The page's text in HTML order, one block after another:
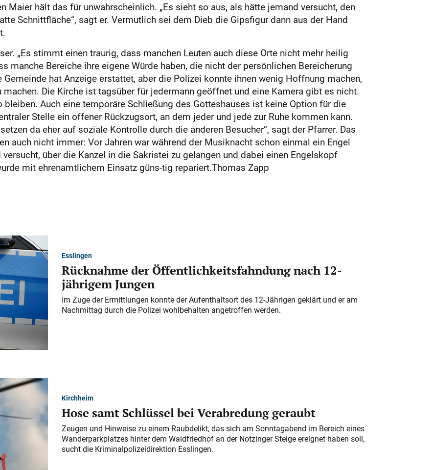
Maier hält das für unwahrscheinlich. „Es sieht so aus, als hätte jemand versucht, den
Schnittfläche“, sagt er. Vermutlich sei dem Dieb die Gipsfigur dann aus der Hand
„Es stimmt einen traurig, dass manchen Leuten auch diese Orte nicht mehr heilig
manche Bereiche ihre eigene Würde haben, die nicht der persönlichen Bereicherung
Gemeinde hat Anzeige erstattet, aber die Polizei konnte ihnen wenig Hoffnung machen,
Die Kirche ist tagsüber für jedermann geöffnet und eine Kamera gibt es nicht.
Auch eine temporäre Schließung des Gotteshauses ist keine Option für die
Stelle ein offener Rückzugsort, an dem jeder und jede zur Ruhe kommen kann.
da eher auf soziale Kontrolle durch die anderen Besucher“, sagt der Pfarrer. Das
auch nicht immer: Vor Jahren war während der Musiknacht schon einmal ein Engel
über die Kanzel in die Sakristei zu gelangen und dabei einen Engelskopf
mit ehrenamtlichem Einsatz güns-tig repariert.Thomas Zapp
Esslingen
Rücknahme der Öffentlichkeitsfahndung nach 12-
jährigem Jungen
Im Zuge der Ermittlungen konnte der Aufenthaltsort des 12-Jährigen geklärt und er am
Nachmittag durch die Polizei wohlbehalten angetroffen werden.
Kirchheim
Hose samt Schlüssel bei Verabredung geraubt
Zeugen und Hinweise zu einem Raubdelikt, das sich am Sonntagabend im Bereich eines
Wanderparkplatzes hinter dem Waldfriedhof an der Notzinger Steige ereignet haben soll,
sucht die Kriminalpolizeidirektion Esslingen.